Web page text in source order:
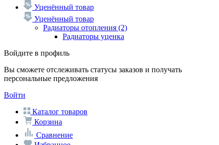
Уценённый товар
Уценённый товар
Радиаторы отопления (2)
Радиаторы уценка
Войдите в профиль
Вы сможете отслеживать статусы заказов и получать
персональные предложения
Войти
Каталог товаров
Корзина
Сравнение